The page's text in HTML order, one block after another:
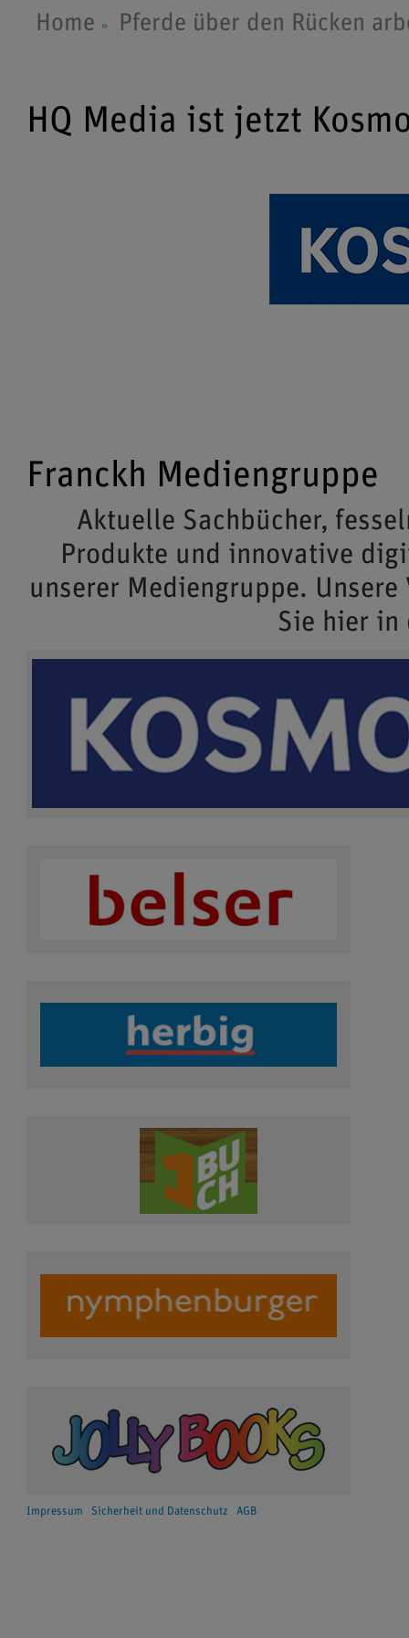
Home Pferde über den Rücken
HQ Media ist jetzt
Franckh Mediengruppe
Aktuelle Sachbücher,
Produkte und innovative
unserer Mediengruppe.
Sie hier in
Impressum Sicherheit und Datenschutz AGB